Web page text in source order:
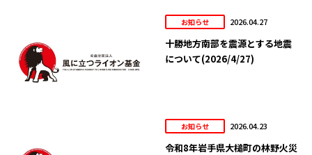
お知らせ 2026.04.27
十勝地方南部を震源とする地震
について(2026/4/27)
お知らせ 2026.04.23
令和8年岩手県大槌町の林野火災